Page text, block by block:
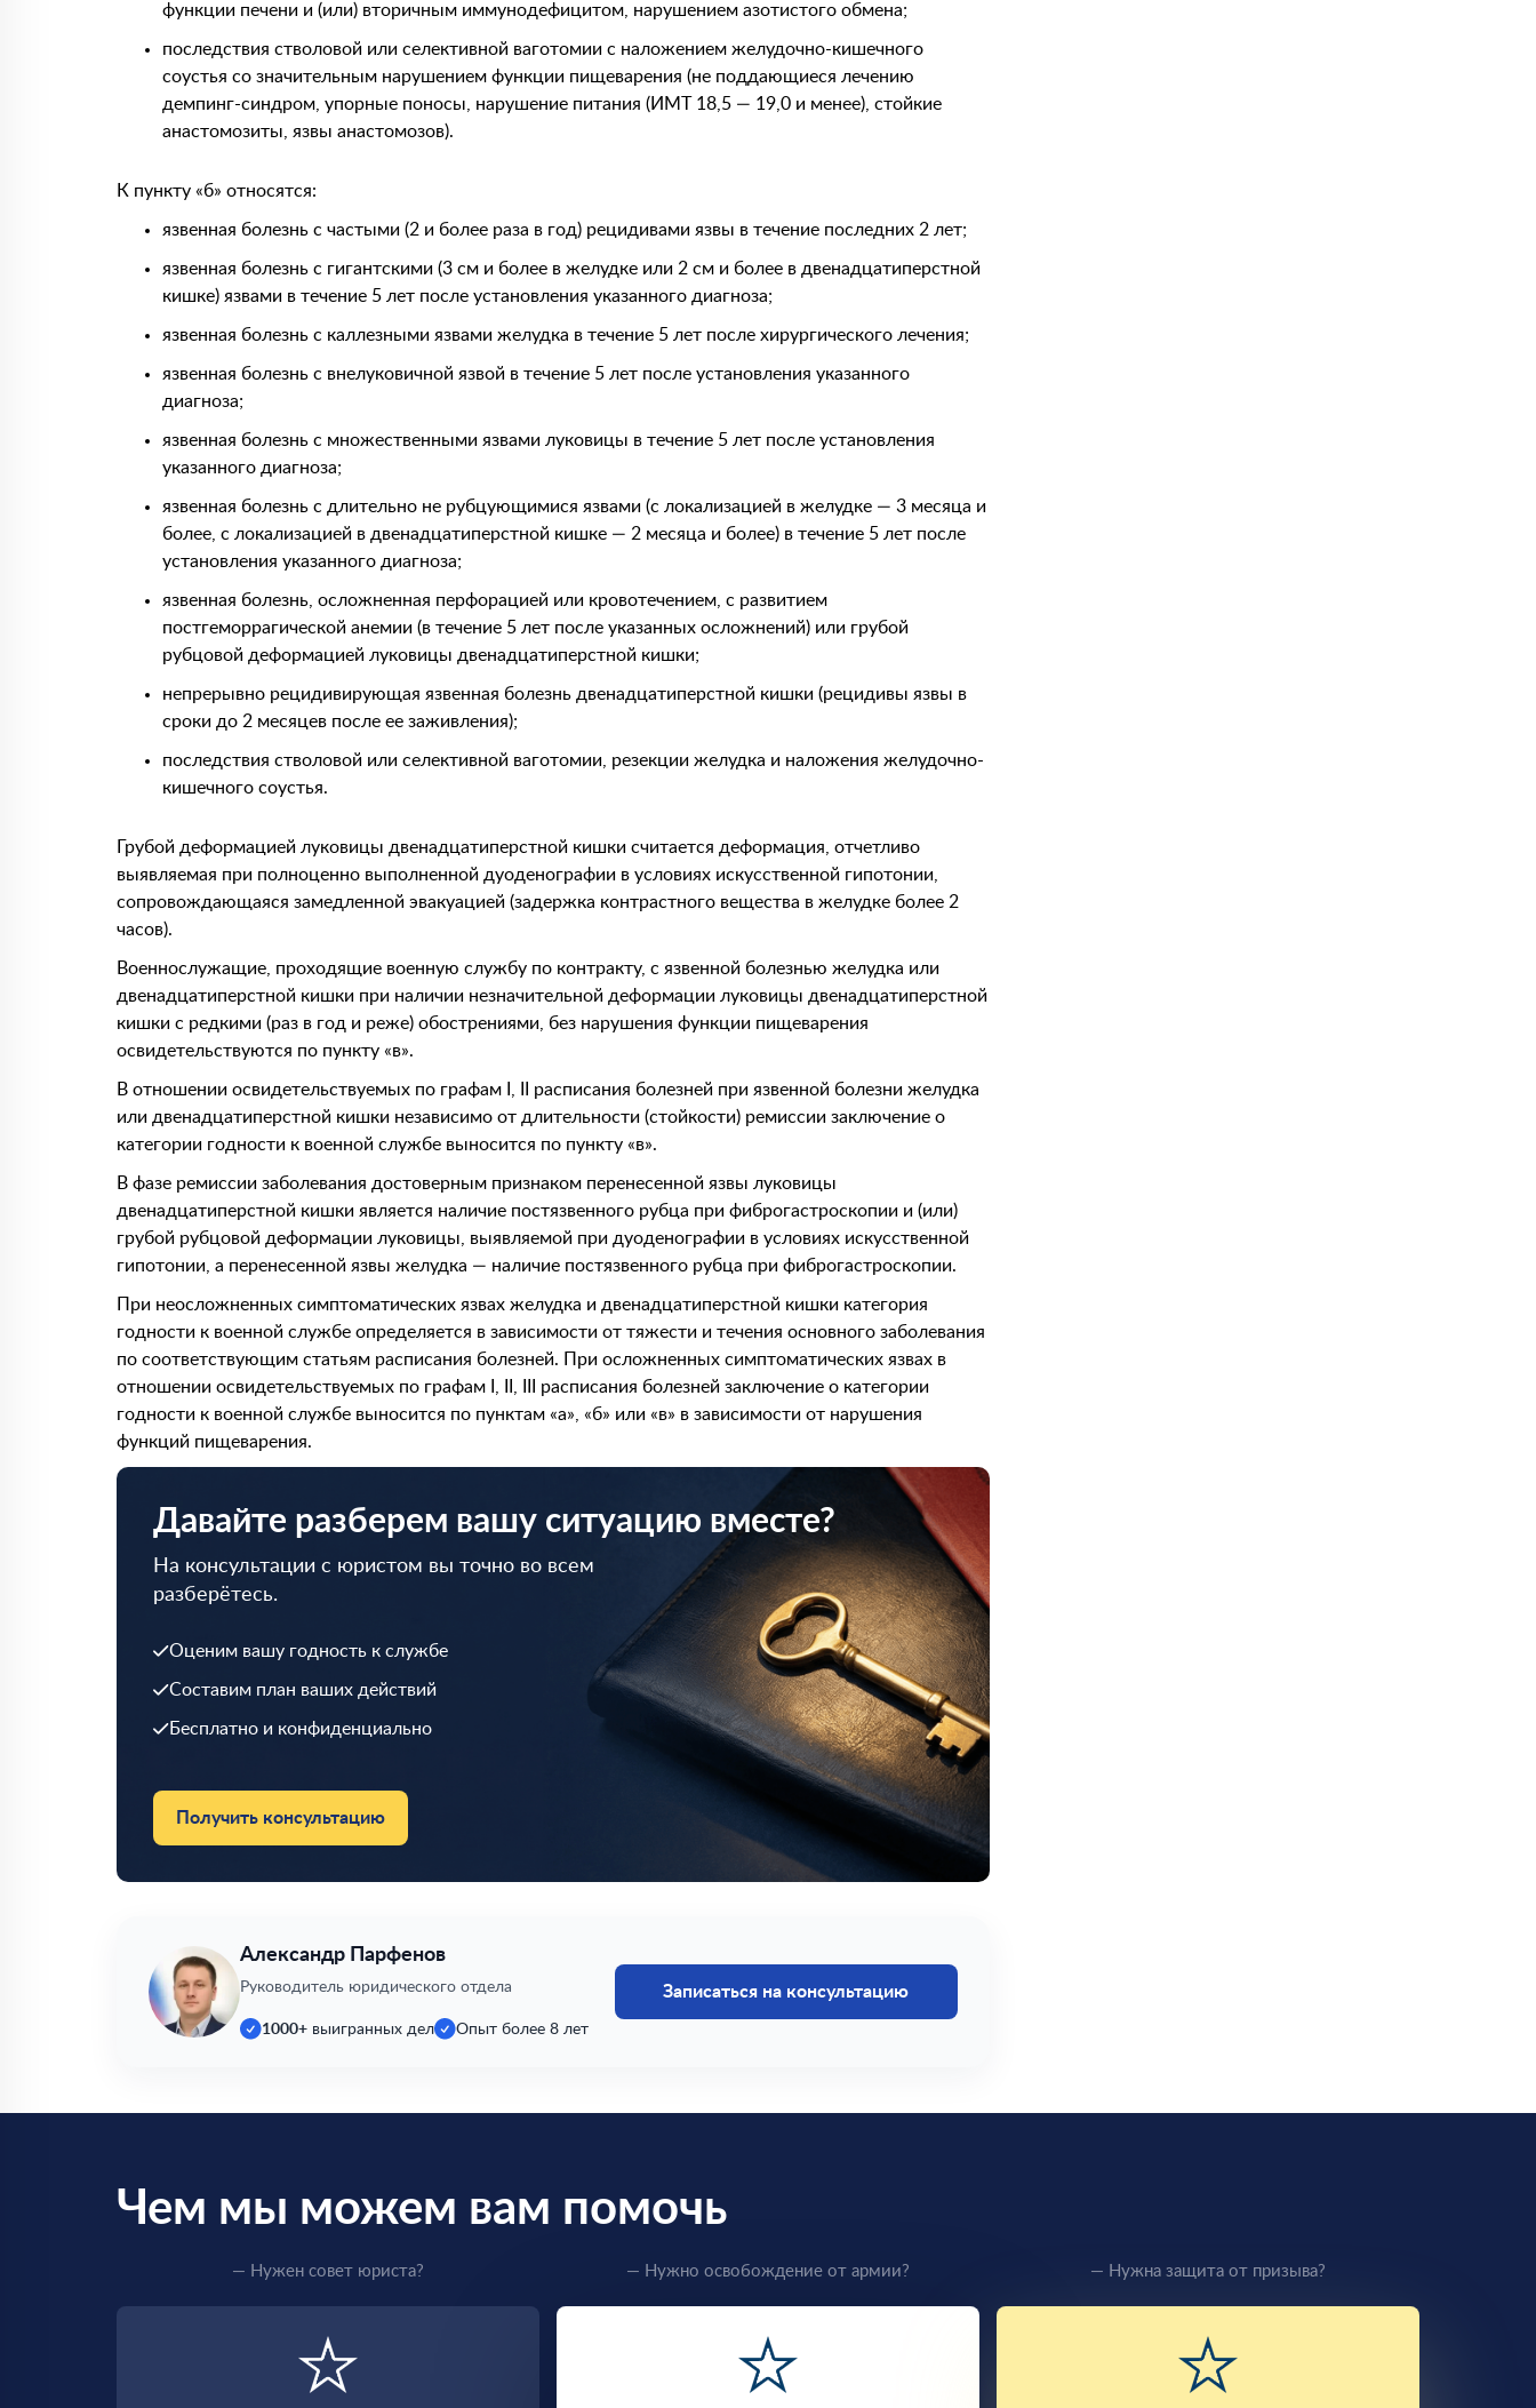
функции печени и (или) вторичным иммунодефицитом, нарушением азотистого обмена;
последствия стволовой или селективной ваготомии с наложением желудочно-кишечного
соустья со значительным нарушением функции пищеварения (не поддающиеся лечению
демпинг-синдром, упорные поносы, нарушение питания (ИМТ 18,5 — 19,0 и менее), стойкие
анастомозиты, язвы анастомозов).
К пункту «б» относятся:
язвенная болезнь с частыми (2 и более раза в год) рецидивами язвы в течение последних 2 лет;
язвенная болезнь с гигантскими (3 см и более в желудке или 2 см и более в двенадцатиперстной
кишке) язвами в течение 5 лет после установления указанного диагноза;
язвенная болезнь с каллезными язвами желудка в течение 5 лет после хирургического лечения;
язвенная болезнь с внелуковичной язвой в течение 5 лет после установления указанного
диагноза;
язвенная болезнь с множественными язвами луковицы в течение 5 лет после установления
указанного диагноза;
язвенная болезнь с длительно не рубцующимися язвами (с локализацией в желудке — 3 месяца и
более, с локализацией в двенадцатиперстной кишке — 2 месяца и более) в течение 5 лет после
установления указанного диагноза;
язвенная болезнь, осложненная перфорацией или кровотечением, с развитием
постгеморрагической анемии (в течение 5 лет после указанных осложнений) или грубой
рубцовой деформацией луковицы двенадцатиперстной кишки;
непрерывно рецидивирующая язвенная болезнь двенадцатиперстной кишки (рецидивы язвы в
сроки до 2 месяцев после ее заживления);
последствия стволовой или селективной ваготомии, резекции желудка и наложения желудочно-
кишечного соустья.
Грубой деформацией луковицы двенадцатиперстной кишки считается деформация, отчетливо
выявляемая при полноценно выполненной дуоденографии в условиях искусственной гипотонии,
сопровождающаяся замедленной эвакуацией (задержка контрастного вещества в желудке более 2
часов).
Военнослужащие, проходящие военную службу по контракту, с язвенной болезнью желудка или
двенадцатиперстной кишки при наличии незначительной деформации луковицы двенадцатиперстной
кишки с редкими (раз в год и реже) обострениями, без нарушения функции пищеварения
освидетельствуются по пункту «в».
В отношении освидетельствуемых по графам I, II расписания болезней при язвенной болезни желудка
или двенадцатиперстной кишки независимо от длительности (стойкости) ремиссии заключение о
категории годности к военной службе выносится по пункту «в».
В фазе ремиссии заболевания достоверным признаком перенесенной язвы луковицы
двенадцатиперстной кишки является наличие постязвенного рубца при фиброгастроскопии и (или)
грубой рубцовой деформации луковицы, выявляемой при дуоденографии в условиях искусственной
гипотонии, а перенесенной язвы желудка — наличие постязвенного рубца при фиброгастроскопии.
При неосложненных симптоматических язвах желудка и двенадцатиперстной кишки категория
годности к военной службе определяется в зависимости от тяжести и течения основного заболевания
по соответствующим статьям расписания болезней. При осложненных симптоматических язвах в
отношении освидетельствуемых по графам I, II, III расписания болезней заключение о категории
годности к военной службе выносится по пунктам «а», «б» или «в» в зависимости от нарушения
функций пищеварения.
Давайте разберем вашу ситуацию вместе?
На консультации с юристом вы точно во всем
разберётесь.
Оценим вашу годность к службе
Составим план ваших действий
Бесплатно и конфиденциально
Получить консультацию
Александр Парфенов
Руководитель юридического отдела
1000+ выигранных дел Опыт более 8 лет
Записаться на консультацию
Чем мы можем вам помочь
— Нужен совет юриста? — Нужно освобождение от армии? — Нужна защита от призыва?